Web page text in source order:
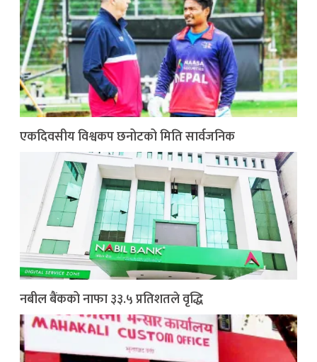
एकदिवसीय विश्वकप छनोटको मिति सार्वजनिक
नबील बैंकको नाफा ३३.५ प्रतिशतले वृद्धि